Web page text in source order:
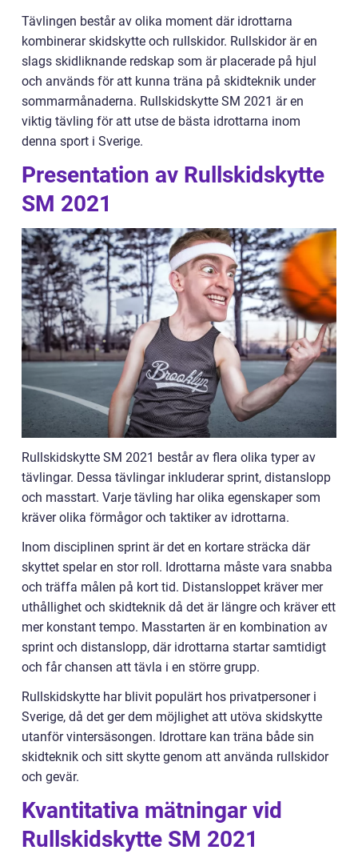
Tävlingen består av olika moment där idrottarna
kombinerar skidskytte och rullskidor. Rullskidor är en
slags skidliknande redskap som är placerade på hjul
och används för att kunna träna på skidteknik under
sommarmånaderna. Rullskidskytte SM 2021 är en
viktig tävling för att utse de bästa idrottarna inom
denna sport i Sverige.
Presentation av Rullskidskytte
SM 2021
Rullskidskytte SM 2021 består av flera olika typer av
tävlingar. Dessa tävlingar inkluderar sprint, distanslopp
och masstart. Varje tävling har olika egenskaper som
kräver olika förmågor och taktiker av idrottarna.
Inom disciplinen sprint är det en kortare sträcka där
skyttet spelar en stor roll. Idrottarna måste vara snabba
och träffa målen på kort tid. Distansloppet kräver mer
uthållighet och skidteknik då det är längre och kräver ett
mer konstant tempo. Masstarten är en kombination av
sprint och distanslopp, där idrottarna startar samtidigt
och får chansen att tävla i en större grupp.
Rullskidskytte har blivit populärt hos privatpersoner i
Sverige, då det ger dem möjlighet att utöva skidskytte
utanför vintersäsongen. Idrottare kan träna både sin
skidteknik och sitt skytte genom att använda rullskidor
och gevär.
Kvantitativa mätningar vid
Rullskidskytte SM 2021